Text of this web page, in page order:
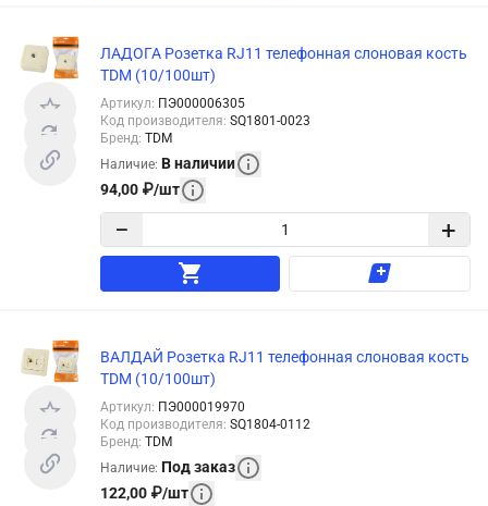
ЛАДОГА Розетка RJ11 телефонная слоновая кость
TDM (10/100шт)
Артикул: ПЭ000006305
Код производителя: SQ1801-0023
Бренд: TDM
Наличие: В наличии
94,00 ₽/шт
− +
ВАЛДАЙ Розетка RJ11 телефонная слоновая кость
TDM (10/100шт)
Артикул: ПЭ000019970
Код производителя: SQ1804-0112
Бренд: TDM
Наличие: Под заказ
122,00 ₽/шт